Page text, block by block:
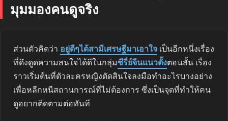
มุมมองคนดูจริง
ส่วนตัวคิดว่า อยู่ดีๆได้สามีเศรษฐีมาเอาใจ เป็นอีกหนึ่งเรื่อง
ที่ดึงดูดความสนใจได้ดีในกลุ่มซีรี่ย์จีนแนวตั้งตอนสั้น เรื่อง
ราวเริ่มต้นที่ตัวละครหญิงตัดสินใจลงมือทำอะไรบางอย่าง
เพื่อหลีกหนีสถานการณ์ที่ไม่ต้องการ ซึ่งเป็นจุดที่ทำให้คน
ดูอยากติดตามต่อทันที